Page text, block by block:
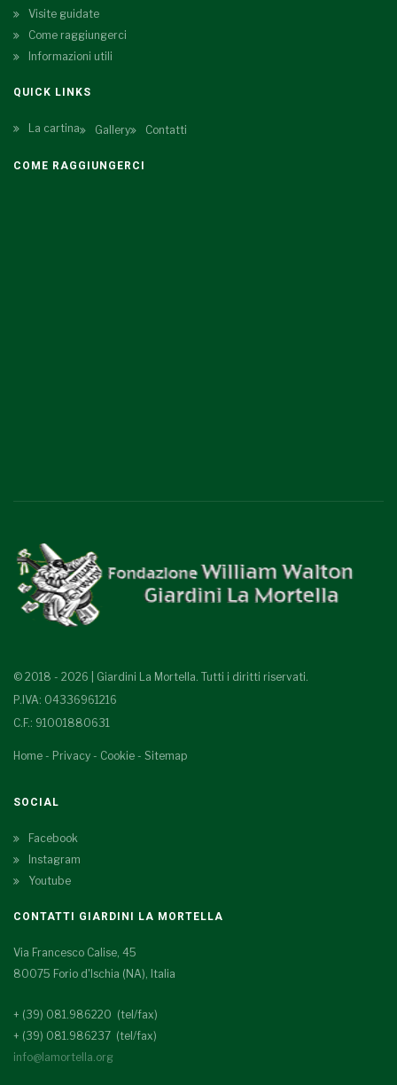
Visite guidate
Come raggiungerci
Informazioni utili
QUICK LINKS
La cartina Gallery Contatti
COME RAGGIUNGERCI
© 2018 - 2026 | Giardini La Mortella. Tutti i diritti riservati.
P.IVA: 04336961216
C.F.: 91001880631
Home - Privacy - Cookie - Sitemap
SOCIAL
Facebook
Instagram
Youtube
CONTATTI GIARDINI LA MORTELLA
Via Francesco Calise, 45
80075 Forio d'Ischia (NA), Italia
+ (39) 081.986220 (tel/fax)
+ (39) 081.986237 (tel/fax)
info@lamortella.org